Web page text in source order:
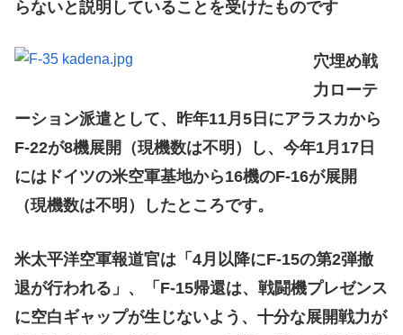
らないと説明していることを受けたものです
穴埋め戦
力ローテ
ーション派遣として、昨年11月5日にアラスカから
F-22が8機展開（現機数は不明）し、今年1月17日
にはドイツの米空軍基地から16機のF-16が展開
（現機数は不明）したところです。
米太平洋空軍報道官は「4月以降にF-15の第2弾撤
退が行われる」、「F-15帰還は、戦闘機プレゼンス
に空白ギャップが生じないよう、十分な展開戦力が